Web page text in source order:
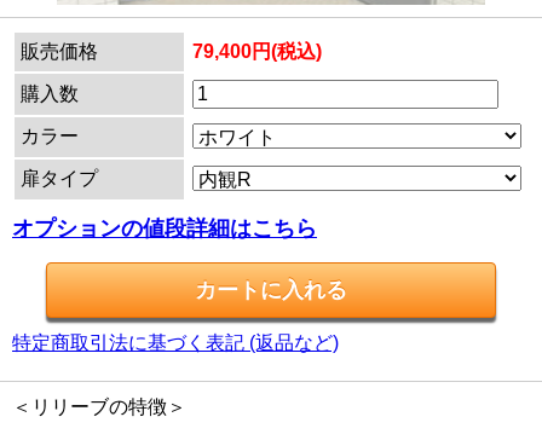
販売価格 79,400円(税込)
購入数
カラー
扉タイプ
オプションの値段詳細はこちら
特定商取引法に基づく表記 (返品など)
＜リリーブの特徴＞